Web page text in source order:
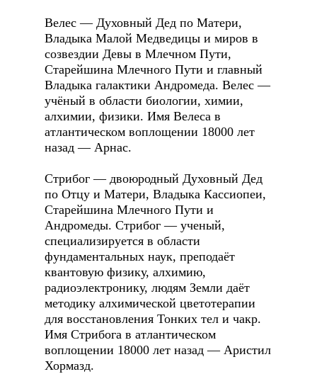
Велес — Духовный Дед по Матери,
Владыка Малой Медведицы и миров в
созвездии Девы в Млечном Пути,
Старейшина Млечного Пути и главный
Владыка галактики Андромеда. Велес —
учёный в области биологии, химии,
алхимии, физики. Имя Велеса в
атлантическом воплощении 18000 лет
назад — Арнас.
Стрибог — двоюродный Духовный Дед
по Отцу и Матери, Владыка Кассиопеи,
Старейшина Млечного Пути и
Андромеды. Стрибог — ученый,
специализируется в области
фундаментальных наук, преподаёт
квантовую физику, алхимию,
радиоэлектронику, людям Земли даёт
методику алхимической цветотерапии
для восстановления Тонких тел и чакр.
Имя Стрибога в атлантическом
воплощении 18000 лет назад — Аристил
Хормазд.